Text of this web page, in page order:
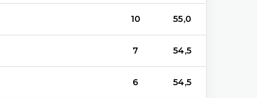
10 55,0
7 54,5
6 54,5